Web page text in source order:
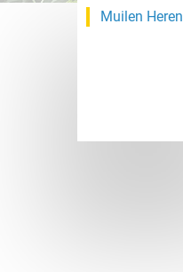
Muilen Heren